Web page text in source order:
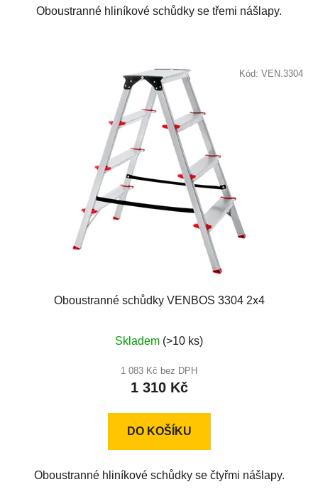
Oboustranné hliníkové schůdky se třemi nášlapy.
Oboustranné schůdky VENBOS 3304 2x4
hodnocení
produktu
je
z
Skladem (>10 ks)
1 083 Kč bez DPH
1 310 Kč
DO KOŠÍKU
Oboustranné hliníkové schůdky se čtyřmi nášlapy.
Kód: VEN.3304